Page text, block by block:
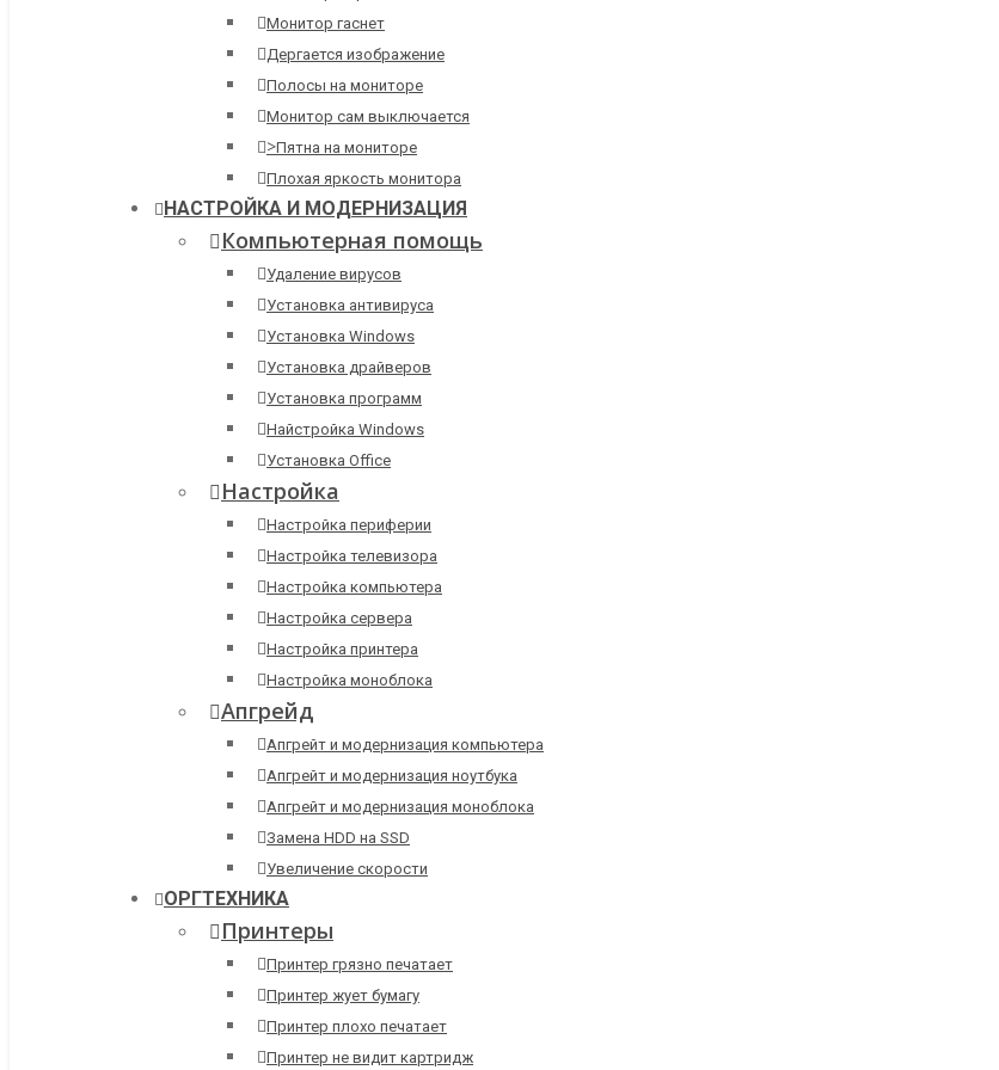
Монитор гаснет
Дергается изображение
Полосы на мониторе
Монитор сам выключается
>Пятна на мониторе
Плохая яркость монитора
НАСТРОЙКА И МОДЕРНИЗАЦИЯ
Компьютерная помощь
Удаление вирусов
Установка антивируса
Установка Windows
Установка драйверов
Установка программ
Найстройка Windows
Установка Office
Настройка
Настройка периферии
Настройка телевизора
Настройка компьютера
Настройка сервера
Настройка принтера
Настройка моноблока
Апгрейд
Апгрейт и модернизация компьютера
Апгрейт и модернизация ноутбука
Апгрейт и модернизация моноблока
Замена HDD на SSD
Увеличение скорости
ОРГТЕХНИКА
Принтеры
Принтер грязно печатает
Принтер жует бумагу
Принтер плохо печатает
Принтер не видит картридж